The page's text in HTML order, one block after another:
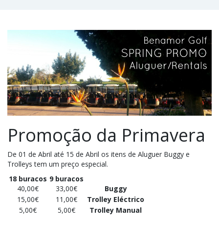
Promoção da Primavera
De 01 de Abril até 15 de Abril os itens de Aluguer Buggy e
Trolleys tem um preço especial.
18 buracos 9 buracos
40,00€
33,00€
Buggy
15,00€
11,00€
Trolley Eléctrico
5,00€
5,00€ Trolley Manual